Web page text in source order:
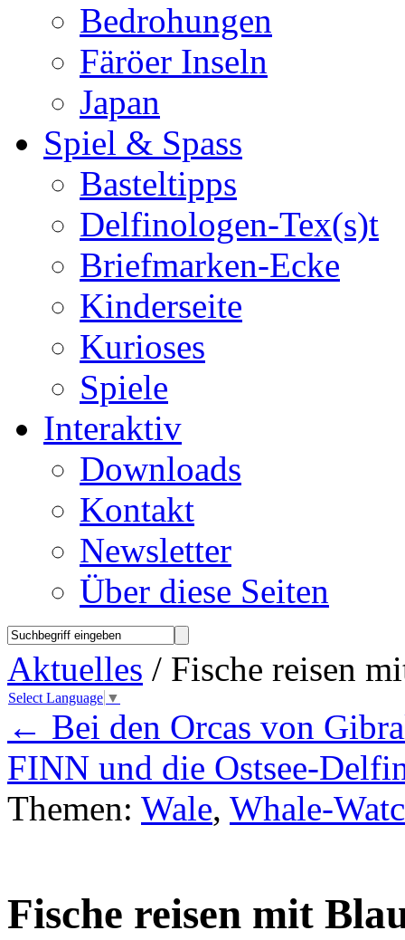
Bedrohungen
Färöer Inseln
Japan
Spiel & Spass
Basteltipps
Delfinologen-Tex(s)t
Briefmarken-Ecke
Kinderseite
Kurioses
Spiele
Interaktiv
Downloads
Kontakt
Newsletter
Über diese Seiten
Aktuelles / Fische reisen
Select Language ▼
← Bei den Orcas von
FINN und die Ostsee-
Themen: Wale, Whale-
Fische reisen mit